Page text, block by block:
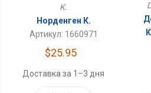
K.
Норденген К.
Артикул: 1660971
$25.95
Доставка за 1–3 дня